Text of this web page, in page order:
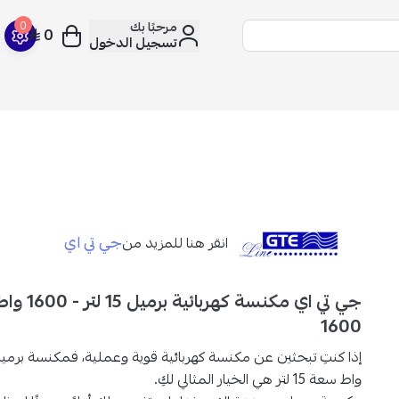
مرحبًا بك
تسجيل الدخول
0 0
انقر هنا للمزيد منجي تي اي
1600
واط سعة 15 لتر هي الخيار المثالي لكِ.